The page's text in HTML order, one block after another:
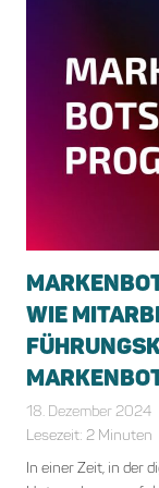
WIE
18. Dezember 2024
Lesezeit: 2 Minuten
In einer Zeit, in der